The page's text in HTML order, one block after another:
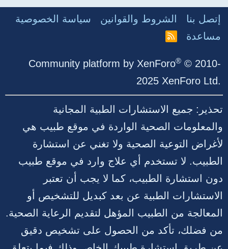
إتصل بنا الشروط والقوانين
سياسة الخصوصية
مساعدة
R
Community platform by XenForo® © 2010-
2025 XenForo Ltd.
تحذير: جميع الاستشارات الطبية المجانية
والمعلومات الصحية الواردة في موقع طبيب هي
لأغراض التوعية الصحية ولا تغني عن استشارة
الطبيب. لا تستخدم أي علاج وارد في موقع طبيب
دون استشارة الطبيب، كما لا يجب أن تعتبر
الاستشارات الطبية عن بعد كبديل للتشخيص أو
المعالجة من الطبيب المؤهل لتقديم الرعاية الصحية.
من فضلك، تأكد من الحصول على تشخيص دقيق